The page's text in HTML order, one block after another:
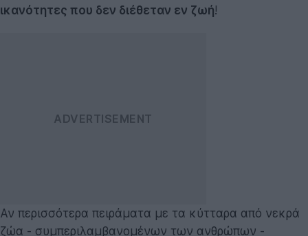
ικανότητες που δεν διέθεταν εν ζωή!
Αν περισσότερα πειράματα με τα κύτταρα από νεκρά
ζώα - συμπεριλαμβανομένων των ανθρώπων -